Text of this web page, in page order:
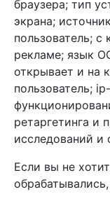
Арбен текстиль
1-й Советский
Мы в соц.
браузера; тип
экрана;
пользователь; с
рекламе; язык
открывает и на
пользователь;
ретаргетинга и
исследований и
Если вы не